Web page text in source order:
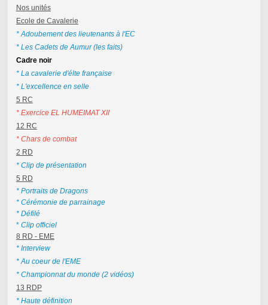
Nos unités
Ecole de Cavalerie
* Adoubement des lieutenants à l'EC
* Les Cadets de Aumur (les faits)
Cadre noir
* La cavalerie d'élte française
* L'excellence en selle
5 RC
* Exercice EL HUMEIMAT XII
12 RC
* Chars de combat
2 RD
* Clip de présentation
5 RD
* Portraits de Dragons
* Cérémonie de parrainage
* Défilé
* Clip officiel
8 RD - EME
* Interview
* Au coeur de l'EME
* Championnat du monde (2 vidéos)
13 RDP
* Haute définition